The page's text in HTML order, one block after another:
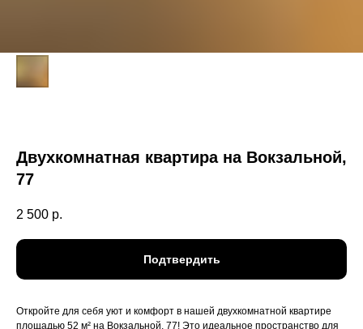
Двухкомнатная квартира на Вокзальной,
77
2 500 р.
Подтвердить
Откройте для себя уют и комфорт в нашей двухкомнатной квартире
площадью 52 м² на Вокзальной, 77! Это идеальное пространство для